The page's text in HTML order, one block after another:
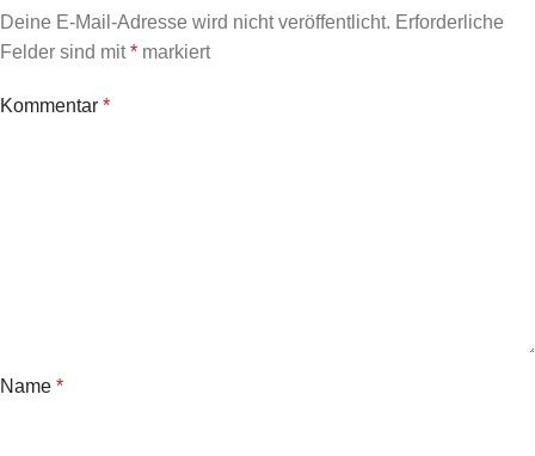
Deine E-Mail-Adresse wird nicht veröffentlicht. Erforderliche
Felder sind mit* markiert
Kommentar *
Name *